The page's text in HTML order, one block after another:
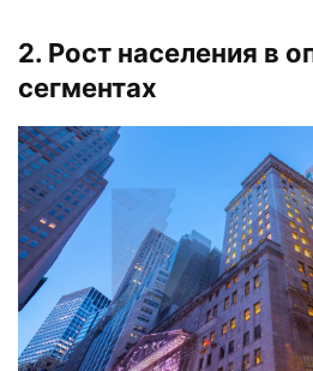
2. Рост населения в
сегментах